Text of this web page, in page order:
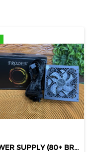
POWER SUPPLY (80+ BRONZE) 550W ITSONAS FROZEN เพิ่มแผ่นทอง ฉาบที่แผง PCBเป็น 2 เท่า ช่วยให้ระบายความร้อนออกได้รวดเร็วขึ้น